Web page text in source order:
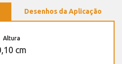
Desenhos da Aplicação
Altura
cm